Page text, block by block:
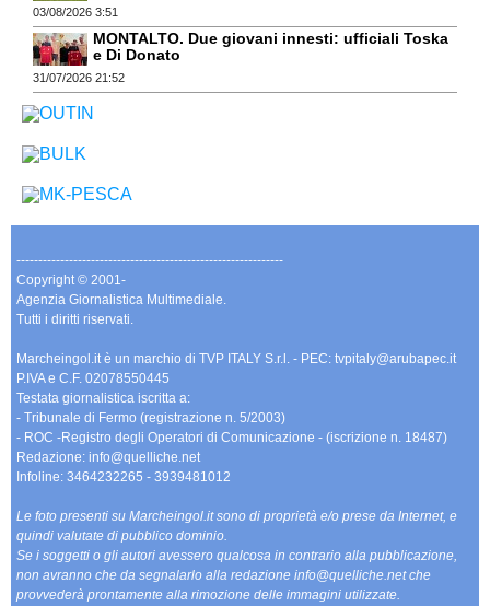
03/08/2026 3:51
MONTALTO. Due giovani innesti: ufficiali Toska
e Di Donato
31/07/2026 21:52
-------------------------------------------------------------
Copyright © 2001-
Agenzia Giornalistica Multimediale.
Tutti i diritti riservati.
Marcheingol.it è un marchio di TVP ITALY S.r.l. - PEC: tvpitaly@arubapec.it
P.IVA e C.F. 02078550445
Testata giornalistica iscritta a:
- Tribunale di Fermo (registrazione n. 5/2003)
- ROC -Registro degli Operatori di Comunicazione - (iscrizione n. 18487)
Redazione: info@quelliche.net
Infoline: 3464232265 - 3939481012
Le foto presenti su Marcheingol.it sono di proprietà e/o prese da Internet, e
quindi valutate di pubblico dominio.
Se i soggetti o gli autori avessero qualcosa in contrario alla pubblicazione,
non avranno che da segnalarlo alla redazione info@quelliche.net che
provvederà prontamente alla rimozione delle immagini utilizzate.